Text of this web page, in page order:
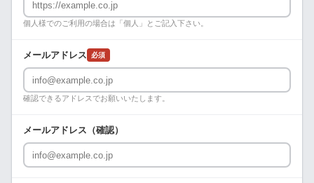
個人様でのご利用の場合は「個人」とご記入下さい。
メールアドレス 必須
確認できるアドレスでお願いいたします。
メールアドレス（確認）